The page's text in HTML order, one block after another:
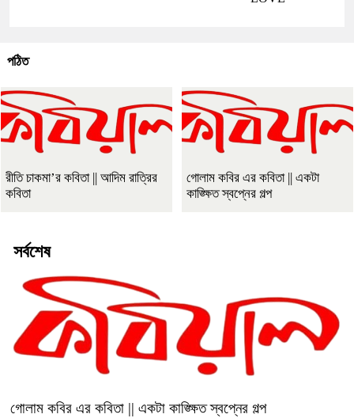
পঠিত
রীতি চাকমা’র কবিতা || আদিম রাত্রির
কবিতা
গোলাম কবির এর কবিতা || একটা
কাঙ্ক্ষিত স্বপ্নের গল্প
সর্বশেষ
গোলাম কবির এর কবিতা || একটা কাঙ্ক্ষিত স্বপ্নের গল্প